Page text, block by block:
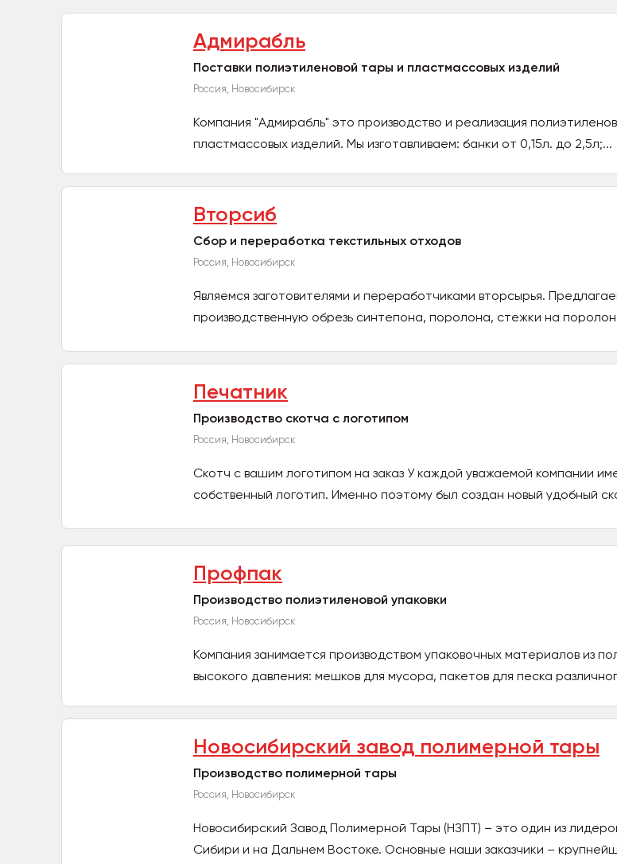
Адмирабль
Поставки полиэтиленовой тары и пластмассовых изделий
Россия, Новосибирск
Компания "Адмирабль" это производство и реализация
пластмассовых изделий. Мы изготавливаем: банки от 0,15л. до 2,5л;...
Вторсиб
Сбор и переработка текстильных отходов
Россия, Новосибирск
Являемся заготовителями и переработчиками вторсырья.
производственную обрезь синтепона, поролона, стежки на
Печатник
Производство скотча с логотипом
Россия, Новосибирск
Скотч с вашим логотипом на заказ У каждой уважаемой компании
собственный логотип. Именно поэтому был создан новый удобный
Профпак
Производство полиэтиленовой упаковки
Россия, Новосибирск
Компания занимается производством упаковочных материалов из
высокого давления: мешков для мусора, пакетов для песка
Новосибирский завод полимерной тары
Производство полимерной тары
Россия, Новосибирск
Новосибирский Завод Полимерной Тары (НЗПТ) – это один из
Сибири и на Дальнем Востоке. Основные наши заказчики –